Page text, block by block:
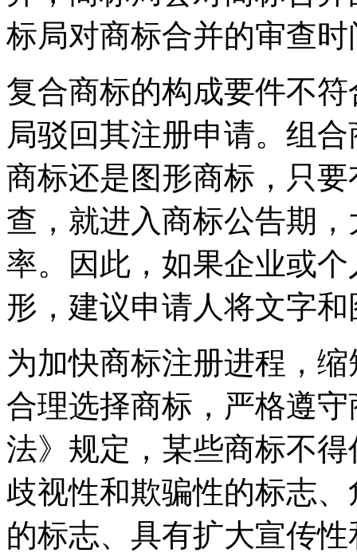
标局对商标合并的审查
复合商标的构成要件不
局驳回其注册申请。组
商标还是图形商标，只
查，就进入商标公告期
率。因此，如果企业或
形，建议申请人将文字
为加快商标注册进程，
合理选择商标，严格遵
法》规定，某些商标不
歧视性和欺骗性的标志
的标志、具有扩大宣传